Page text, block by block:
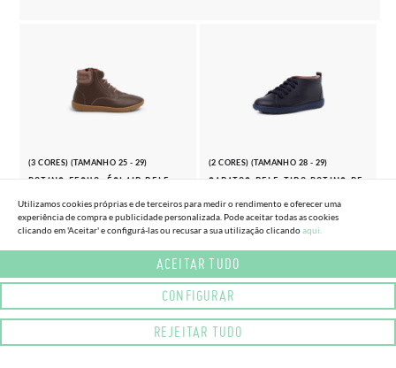
(3 CORES) (TAMANHO 25 - 29)
BOTINS FECHO-ÉCLAIR PELE
49,95€
(2 CORES) (TAMANHO 28 - 29)
SAPATOS PELE TIPO BOTINS DE
44,95€
Utilizamos cookies próprias e de terceiros para medir o rendimento e oferecer uma
experiência de compra e publicidade personalizada. Pode aceitar todas as cookies
clicando em 'Aceitar' e configurá-las ou recusar a sua utilização clicandoaqui.
ACEITAR TUDO
CONFIGURAR
REJEITAR TUDO